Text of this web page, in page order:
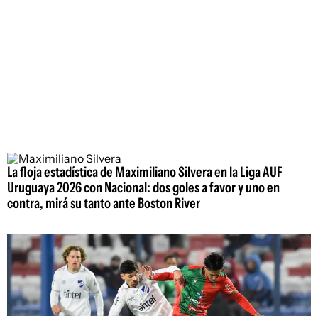
La floja estadística de Maximiliano Silvera en la Liga AUF
Uruguaya 2026 con Nacional: dos goles a favor y uno en
contra, mirá su tanto ante Boston River